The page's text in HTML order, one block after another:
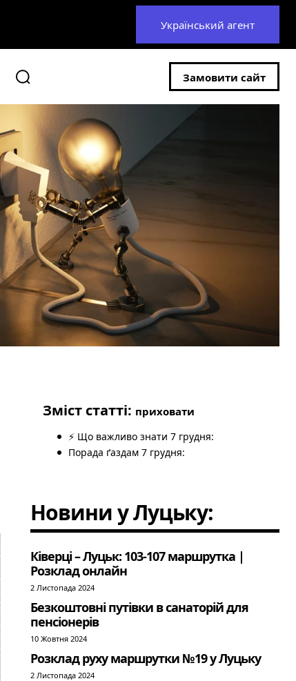
Український агент
Замовити сайт
Зміст статті: приховати
⚡ Що важливо знати 7 грудня:
Порада ґаздам 7 грудня:
Новини у Луцьку:
Ківерці – Луцьк: 103-107 маршрутка |
Розклад онлайн
2 Листопада 2024
Безкоштовні путівки в санаторій для
пенсіонерів
10 Жовтня 2024
Розклад руху маршрутки №19 у Луцьку
2 Листопада 2024